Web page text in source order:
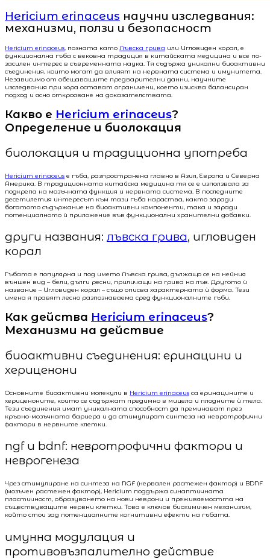
Hericium erinaceus научни изследвания:
механизми, ползи и безопасност
Hericium erinaceus, позната като Лъвска грива или Игловиден корал, е
функционална гъба с вековна традиция в китайската медицина и все по-
засилен интерес в съвременната наука. Тя съдържа уникални биоактивни
съединения, които могат да влияят на нервната система и имунитета.
Независимо от обещаващите предварителни данни, научните
изследвания при хора остават ограничени, което изисква балансиран
подход и ясно открояване на доказателствата.
Какво е Hericium erinaceus?
Определение и биолокация
биолокация и традиционна употреба
Hericium erinaceus е гъба, разпространена главно в Азия, Европа и Северна
Америка. В традиционната китайска медицина тя се е използвала за
подкрепа на мозъчната функция и нервната система. В последните
десетилетия интересът към тази гъба нараства, както заради
богатото съдържание на биоактивни компоненти, така и заради
потенциалното ѝ приложение във функционални хранителни добавки.
други названия: лъвска грива, игловиден
корал
Гъбата е популярна и под името Лъвска грива, дължащо се на нейния
външен вид – бели, дълги ресни, приличащи на грива на лъв. Другото ѝ
название – Игловиден корал – също описва характерната ѝ форма. Тези
имена я правят лесно разпознаваема сред функционалните гъби.
Как действа Hericium erinaceus?
Механизми на действие
биоактивни съединения: еринацини и
хериценони
Основните биоактивни молекули в Hericium erinaceus са еринацините и
хериценоните, които се съдържат предимно в мицела и плодните ѝ тела.
Тези съединения имат уникалната способност да преминават през
кръвно-мозъчната бариера и да стимулират синтеза на невротрофични
фактори в нервните клетки.
ngf и bdnf: невротрофични фактори и
неврогенеза
Чрез стимулиране на синтеза на NGF (нервален растежен фактор) и BDNF
(мозъчен растежен фактор), Hericium поддържа синаптичната
пластичност, образуването на нови неврони и преживяемостта на
съществуващите нервни клетки. Това е ключов биохимичен механизъм,
който стои зад потенциалните когнитивни ефекти на гъбата.
имунна модулация и
противовъзпалително действие